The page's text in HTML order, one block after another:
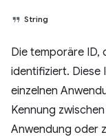
String
Die temporäre ID,
identifiziert. Diese
einzelnen
Kennung
Anwendung oder